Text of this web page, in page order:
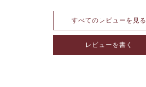
すべてのレビューを見る
レビューを書く